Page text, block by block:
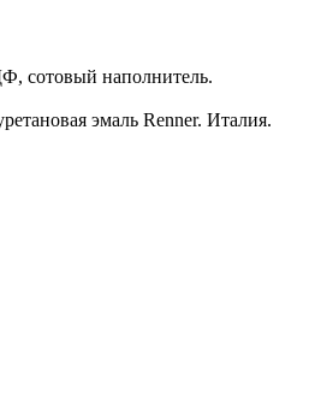
сотовый наполнитель.
эмаль Renner. Италия.